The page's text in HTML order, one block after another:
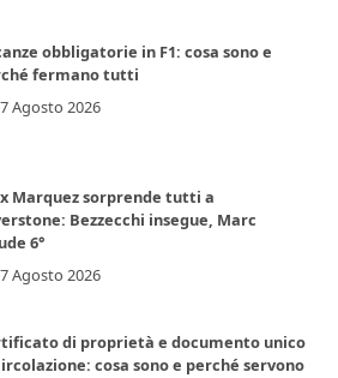
obbligatorie in F1: cosa sono e
fermano tutti
7 Agosto 2026
Marquez sorprende tutti a
Bezzecchi insegue, Marc
6°
7 Agosto 2026
di proprietà e documento unico
cosa sono e perché servono